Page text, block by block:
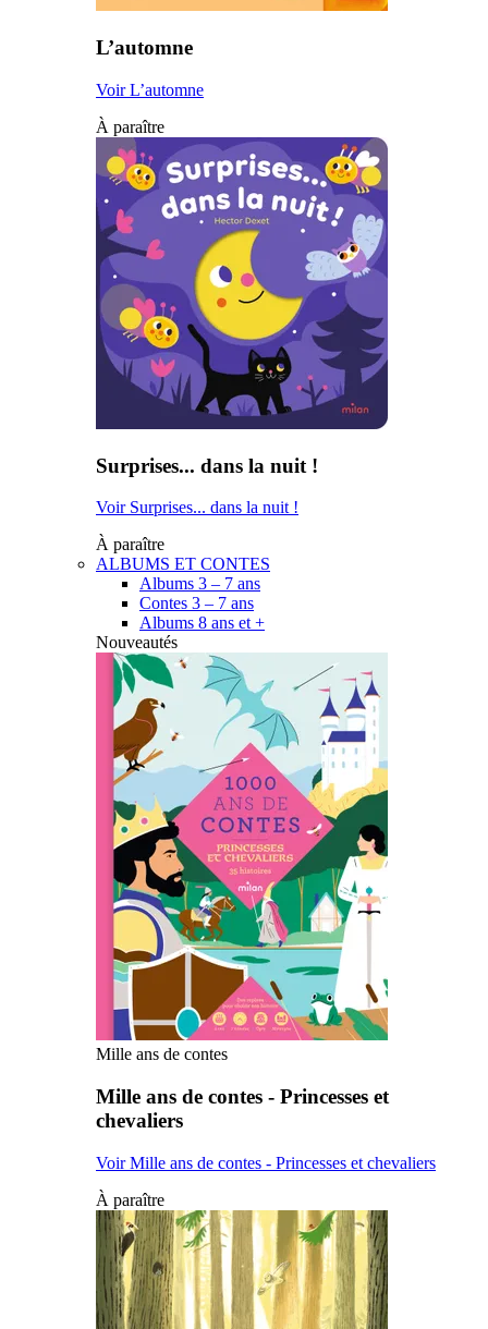
L’automne
Voir L’automne
À paraître
Surprises... dans la nuit !
Voir Surprises... dans la nuit !
À paraître
ALBUMS ET CONTES
Albums 3 – 7 ans
Contes 3 – 7 ans
Albums 8 ans et +
Nouveautés
Mille ans de contes
Mille ans de contes - Princesses et
chevaliers
Voir Mille ans de contes - Princesses et chevaliers
À paraître